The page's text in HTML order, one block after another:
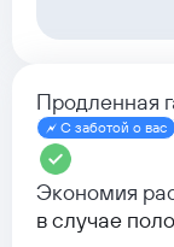
Продленная
С заботой о вас
Экономия
в случае